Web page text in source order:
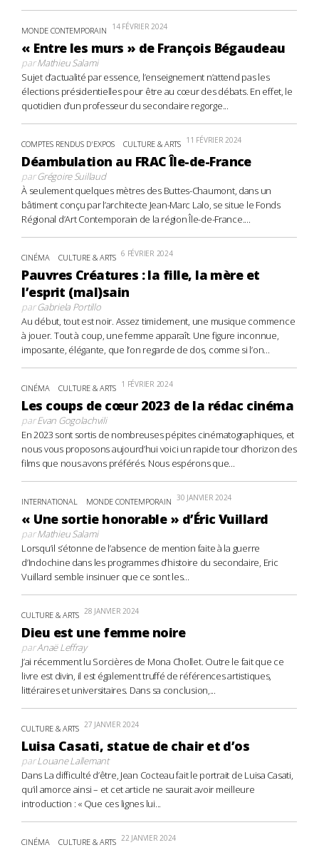
MONDE CONTEMPORAIN 14 FÉVRIER 2024
« Entre les murs » de François Bégaudeau
parMathieu Salami
Sujet d’actualité par essence, l’enseignement n’attend pas les
élections présidentielles pour être au cœur des débats. En effet, le
quotidien d’un professeur du secondaire regorge...
COMPTES RENDUS D'EXPOS CULTURE & ARTS 11 FÉVRIER 2024
Déambulation au FRAC Île-de-France
parGrégoire Suillaud
À seulement quelques mètres des Buttes-Chaumont, dans un
bâtiment conçu par l’architecte Jean-Marc Lalo, se situe le Fonds
Régional d’Art Contemporain de la région Île-de-France....
CINÉMA CULTURE & ARTS 6 FÉVRIER 2024
Pauvres Créatures : la fille, la mère et
l’esprit (mal)sain
parGabriela Portillo
Au début, tout est noir. Assez timidement, une musique commence
à jouer. Tout à coup, une femme apparaît. Une figure inconnue,
imposante, élégante, que l’on regarde de dos, comme si l’on...
CINÉMA CULTURE & ARTS 1 FÉVRIER 2024
Les coups de cœur 2023 de la rédac cinéma
parEvan Gogolachvili
En 2023 sont sortis de nombreuses pépites cinématographiques, et
nous vous proposons aujourd’hui voici un rapide tour d’horizon des
films que nous avons préférés. Nous espérons que...
INTERNATIONAL MONDE CONTEMPORAIN 30 JANVIER 2024
« Une sortie honorable » d’Éric Vuillard
parMathieu Salami
Lorsqu’il s’étonne de l’absence de mention faite à la guerre
d’Indochine dans les programmes d’histoire du secondaire, Eric
Vuillard semble insinuer que ce sont les...
CULTURE & ARTS 28 JANVIER 2024
Dieu est une femme noire
parAnaë Leffray
J’ai récemment lu Sorcières de Mona Chollet. Outre le fait que ce
livre est divin, il est également truffé de références artistiques,
littéraires et universitaires. Dans sa conclusion,...
CULTURE & ARTS 27 JANVIER 2024
Luisa Casati, statue de chair et d’os
parLouane Lallemant
Dans La difficulté d’être, Jean Cocteau fait le portrait de Luisa Casati,
qu’il amorce ainsi – et cet article ne saurait avoir meilleure
introduction : « Que ces lignes lui...
CINÉMA CULTURE & ARTS 22 JANVIER 2024